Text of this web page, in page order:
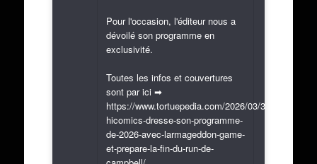
Pour l'occasion, l'éditeur nous a
dévoilé son programme en
exclusivité.
Toutes les infos et couvertures
sont par ici ➡
https://www.tortuepedia.com/2026/03/31/exclusif-
hicomics-dresse-son-programme-
de-2026-avec-larmageddon-game-
et-prepare-la-fin-du-run-de-